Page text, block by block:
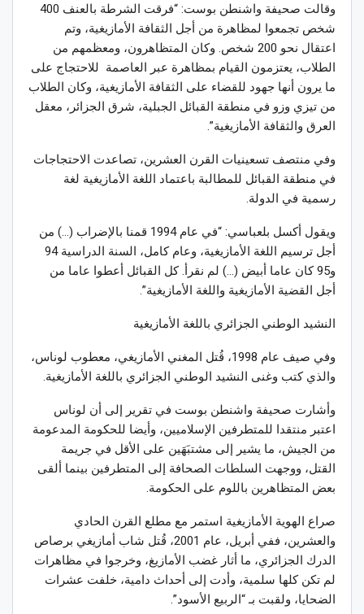
وقالت صحيفة واشنطن بوست: “فرقت الشرطة بالعنف 400
شخص تجمعوا لمظاهرة من أجل الثقافة الأمازيغية، وتم
اعتقال نحو 200 شخص. وكان المتظاهرون، ومعظمهم من
الطلاب، يعتزمون القيام بمظاهرة عبر العاصمة للاحتجاج على
ما يرون أنها جهود للقضاء على الثقافة الأمازيغية، وكان الطلاب
من تيزي وزو في منطقة القبائل الجبلية، شرق الجزائر، معقل
العرق والثقافة الأمازيغية”.
وفي منتصف تسعينيات القرن العشرين، تصاعدت الاحتجاجات
في منطقة القبائل للمطالبة باعتماد اللغة الأمازيغية لغة
رسمية في الدولة.
ويقول أكسل بلعباسي: “في عام 1994 قمنا بالإضراب (…) من
أجل ترسيم اللغة الأمازيغية، وعام كامل، السنة الدراسية 94
و95 كان عاما أبيض (…) لم نقرأ. كل القبائل أعطوا عاما من
أجل القضية الأمازيغية واللغة الأمازيغية”.
النشيد الوطني الجزائري باللغة الأمازيغية
وفي صيف عام 1998، قُتل المغني الأمازيغي، معطوب لوناس،
والذي كتب وغنى النشيد الوطني الجزائري باللغة الأمازيغية.
وأشارت صحيفة واشنطن بوست في تقرير إلى أن لوناس
اعتبر منتقدا للمتطرفين الإسلاميين، وأيضا للحكومة المدعومة
من الجيش، ما يشير إلى مشتبَهَين على الأقل في جريمة
القتل، ووجهت السلطات الصحافة إلى المتطرفين بينما ألقى
بعض المتظاهرين باللوم على الحكومة.
صراع الهوية الأمازيغية استمر مع مطلع القرن الحادي
والعشرين، ففي أبريل، عام 2001، قُتل شاب أمازيغي برصاص
الدرك الجزائري، ما أثار غضب الأمازيغ، وخرجوا في مظاهرات
لم تكن كلها سلمية، وأدت إلى أحداث دامية، خلفت عشرات
الضحايا، ولقبت بـ “الربيع الأسود”.